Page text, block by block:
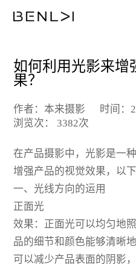
如何利用光影来增
果？
作者：本来摄影
时间：
浏览次： 3382次
在产品摄影中，光影是一
增强产品的视觉效果，以
一、光线方向的运用
正面光
效果：正面光可以均匀地
品的细节和颜色能够清晰
可以减少产品表面的阴影